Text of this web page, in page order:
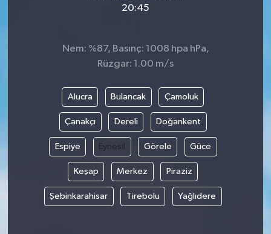
20:45
Nem: %87, Basınç: 1008 hpa hPa,
Rüzgar: 1.00 m/s
Alucra Bulancak Çamoluk
Çanakçı Dereli Doğankent
Espiye Eynesil Görele Güce
Keşap Merkez Piraziz
Şebinkarahisar Tirebolu Yağlıdere